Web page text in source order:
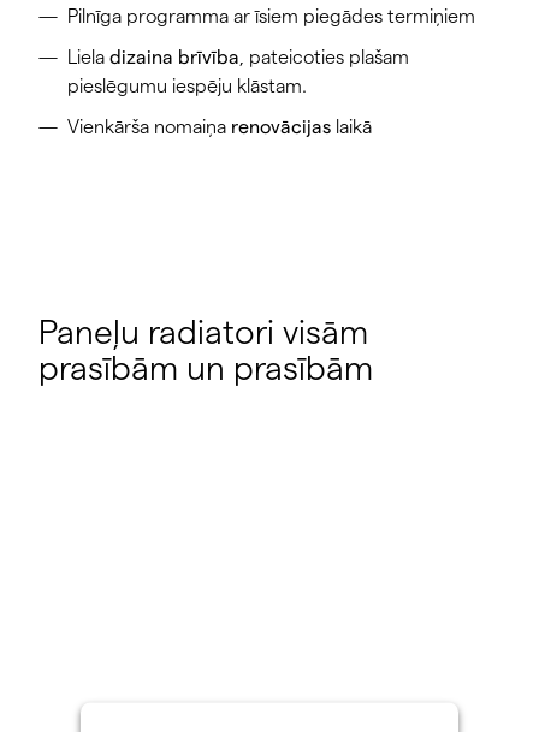
Pilnīga programma ar īsiem piegādes termiņiem
Liela dizaina brīvība , pateicoties plašam
pieslēgumu iespēju klāstam.
Vienkārša nomaiņa renovācijas laikā
Paneļu radiatori visām
prasībām un prasībām